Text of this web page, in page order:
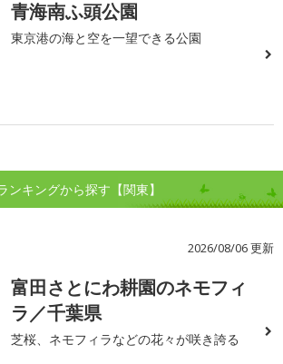
青海南ふ頭公園
東京港の海と空を一望できる公園
ンキングから探す【関東】
2026/08/06 更新
富田さとにわ耕園のネモフィ
ラ／千葉県
芝桜、ネモフィラなどの花々が咲き誇る